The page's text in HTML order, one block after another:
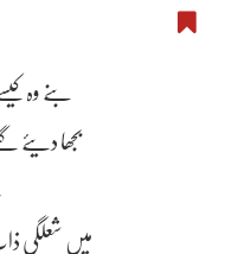
بنے وہ
بجھا دیئے
میں شعلگیِ